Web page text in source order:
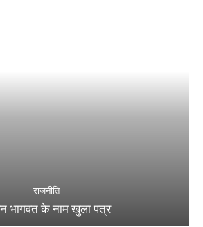
राजनीति
भागवत के नाम खुला पत्र